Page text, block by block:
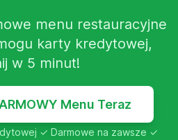
menu restauracyjne
karty kredytowej,
w 5 minut!
Menu Teraz
✓ Darmowe na zawsze ✓